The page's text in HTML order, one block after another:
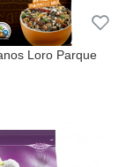
Loro Parque